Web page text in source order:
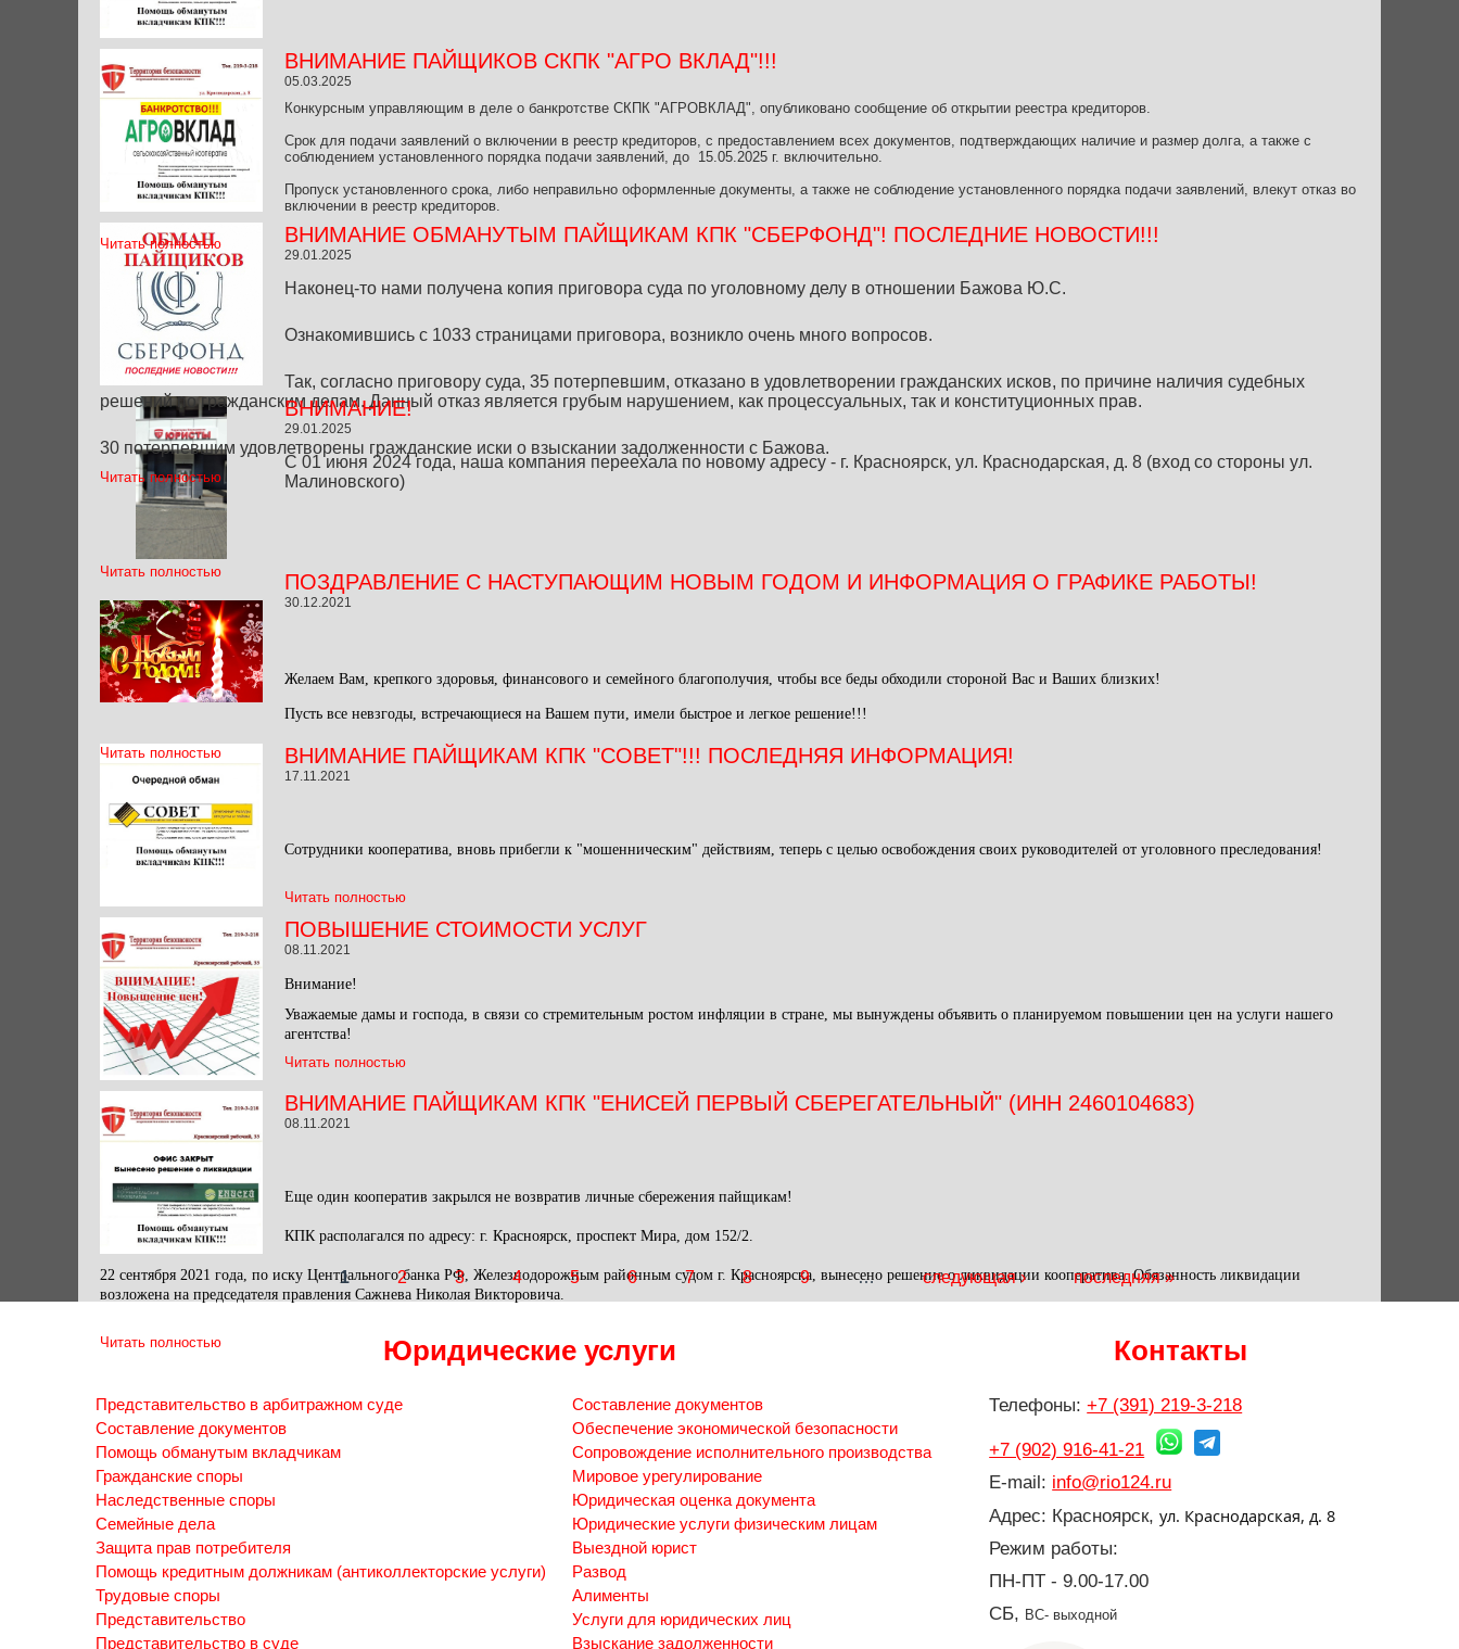
ВНИМАНИЕ ПАЙЩИКОВ СКПК "АГРО ВКЛАД"!!!
05.03.2025
Конкурсным управляющим в деле о банкротстве СКПК "АГРОВКЛАД", опубликовано сообщение об открытии реестра кредиторов.
Срок для подачи заявлений о включении в реестр кредиторов, с предоставлением всех документов, подтверждающих наличие и размер долга, а также с
соблюдением установленного порядка подачи заявлений, до 15.05.2025 г. включительно.
Пропуск установленного срока, либо неправильно оформленные документы, а также не соблюдение установленного порядка подачи заявлений, влекут отказ во
включении в реестр кредиторов.
Читать полностью ВНИМАНИЕ ОБМАНУТЫМ ПАЙЩИКАМ КПК "СБЕРФОНД"! ПОСЛЕДНИЕ НОВОСТИ!!!
29.01.2025
Наконец-то нами получена копия приговора суда по уголовному делу в отношении Бажова Ю.С.
Ознакомившись с 1033 страницами приговора, возникло очень много вопросов.
Так, согласно приговору суда, 35 потерпевшим, отказано в удовлетворении гражданских исков, по причине наличия судебных
решений по гражданским делам. Данный отказ является грубым нарушением, как процессуальных, так и конституционных прав.
30 потерпевшим удовлетворены гражданские иски о взыскании задолженности с Бажова.
Читать полностью
ВНИМАНИЕ!
29.01.2025
С 01 июня 2024 года, наша компания переехала по новому адресу - г. Красноярск, ул. Краснодарская, д. 8 (вход со стороны ул.
Малиновского)
Читать полностью ПОЗДРАВЛЕНИЕ С НАСТУПАЮЩИМ НОВЫМ ГОДОМ И ИНФОРМАЦИЯ О ГРАФИКЕ РАБОТЫ!
30.12.2021
Желаем Вам, крепкого здоровья, финансового и семейного благополучия, чтобы все беды обходили стороной Вас и Ваших близких!
Пусть все невзгоды, встречающиеся на Вашем пути, имели быстрое и легкое решение!!!
Читать полностью ВНИМАНИЕ ПАЙЩИКАМ КПК "СОВЕТ"!!! ПОСЛЕДНЯЯ ИНФОРМАЦИЯ!
17.11.2021
Сотрудники кооператива, вновь прибегли к "мошенническим" действиям, теперь с целью освобождения своих руководителей от уголовного преследования!
Читать полностью
ПОВЫШЕНИЕ СТОИМОСТИ УСЛУГ
08.11.2021
Внимание!
Уважаемые дамы и господа, в связи со стремительным ростом инфляции в стране, мы вынуждены объявить о планируемом повышении цен на услуги нашего
агентства!
Читать полностью
ВНИМАНИЕ ПАЙЩИКАМ КПК "ЕНИСЕЙ ПЕРВЫЙ СБЕРЕГАТЕЛЬНЫЙ" (ИНН 2460104683)
08.11.2021
Еще один кооператив закрылся не возвратив личные сбережения пайщикам!
КПК располагался по адресу: г. Красноярск, проспект Мира, дом 152/2.
22 сентября 2021 года, по иску Центрального банка РФ, Железнодорожным районным судом г. Красноярска, вынесено решение о ликвидации кооператива. Обязанность ликвидации
возложена на председателя правления Сажнева Николая Викторовича.
Читать полностью
Страницы
1 2 3 4 5 6 7 8 9 … следующая › последняя »
Юридические услуги
Представительство в арбитражном суде
Составление документов
Помощь обманутым вкладчикам
Гражданские споры
Наследственные споры
Семейные дела
Защита прав потребителя
Помощь кредитным должникам (антиколлекторские услуги)
Трудовые споры
Представительство
Представительство в суде
Составление документов
Обеспечение экономической безопасности
Сопровождение исполнительного производства
Мировое урегулирование
Юридическая оценка документа
Юридические услуги физическим лицам
Выездной юрист
Развод
Алименты
Услуги для юридических лиц
Взыскание задолженности
Контакты
Телефоны:+7 (391) 219-3-218
+7 (902) 916-41-21
E-mail: info@rio124.ru
Адрес: Красноярск,ул. Краснодарская, д. 8
Режим работы:
ПН-ПТ - 9.00-17.00
СБ, ВС- выходной